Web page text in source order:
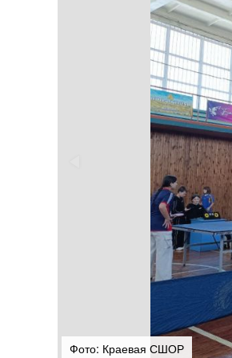
Фото: Краевая СШОР